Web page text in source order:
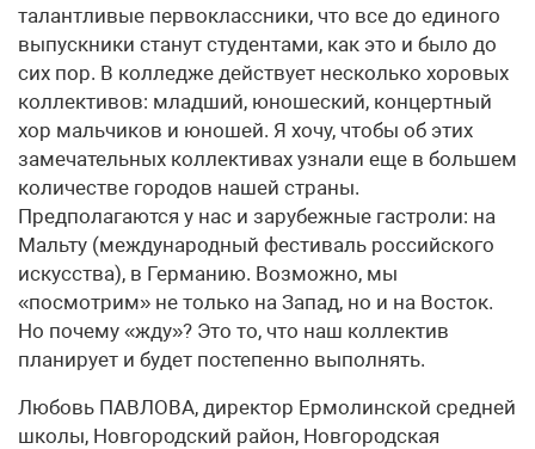
талантливые первоклассники, что все до единого
выпускники станут студентами, как это и было до
сих пор. В колледже действует несколько хоровых
коллективов: младший, юношеский, концертный
хор мальчиков и юношей. Я хочу, чтобы об этих
замечательных коллективах узнали еще в большем
количестве городов нашей страны.
Предполагаются у нас и зарубежные гастроли: на
Мальту (международный фестиваль российского
искусства), в Германию. Возможно, мы
«посмотрим» не только на Запад, но и на Восток.
Но почему «жду»? Это то, что наш коллектив
планирует и будет постепенно выполнять.
Любовь ПАВЛОВА, директор Ермолинской средней
школы, Новгородский район, Новгородская